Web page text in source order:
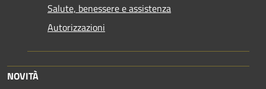
Salute, benessere e assistenza
Autorizzazioni
NOVITÀ